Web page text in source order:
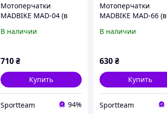
Мотоперчатки
MADBIKE MAD-04 (в
XXL) Черно-белый
В наличии
710₴
Купить
Sportteam 94%
Мотоперчатки
MADBIKE MAD-66 (в
XL) Черный
В наличии
630₴
Купить
Sportteam